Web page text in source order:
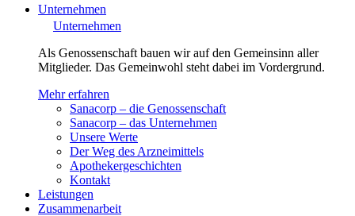
Unternehmen
Unternehmen
Als Genossenschaft bauen wir auf den Gemeinsinn aller
Mitglieder. Das Gemeinwohl steht dabei im Vordergrund.
Mehr erfahren
Sanacorp – die Genossenschaft
Sanacorp – das Unternehmen
Unsere Werte
Der Weg des Arzneimittels
Apothekergeschichten
Kontakt
Leistungen
Zusammenarbeit